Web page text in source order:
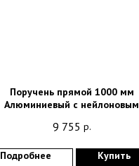
Поручень прямой 1000 мм
Алюминиевый с нейлоновым
9 755 р.
Подробнее Купить